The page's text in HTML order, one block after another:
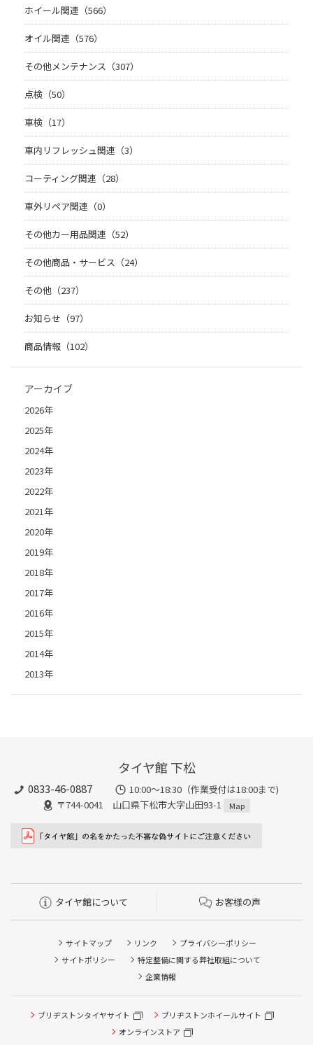
ホイール関連（566）
オイル関連（576）
その他メンテナンス（307）
点検（50）
車検（17）
車内リフレッシュ関連（3）
コーティング関連（28）
車外リペア関連（0）
その他カー用品関連（52）
その他商品・サービス（24）
その他（237）
お知らせ（97）
商品情報（102）
アーカイブ
2026年
2025年
2024年
2023年
2022年
2021年
2020年
2019年
2018年
2017年
2016年
2015年
2014年
2013年
タイヤ館 下松
0833-46-0887
10:00～18:30（作業受付は18:00まで)
〒744-0041 山口県下松市大字山田93-1
Map
タイヤ館について お客様の声
サイトマップ リンク
プライバシーポリシー
サイトポリシー
特定整備に関する弊社取組について
企業情報
ブリヂストンタイヤサイト
ブリヂストンホイールサイト
オンラインストア
ピット作業の予約
クローク契約会員専用タイヤ履き替え※タイヤ履き替えを